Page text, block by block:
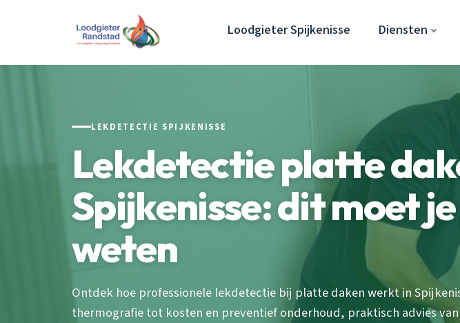
Loodgieter Spijkenisse Diensten
LEKDETECTIE SPIJKENISSE
Lekdetectie platte
Spijkenisse: dit moet je
weten
Ontdek hoe professionele lekdetectie bij platte daken werkt in
thermografie tot kosten en preventief onderhoud, praktisch advies van